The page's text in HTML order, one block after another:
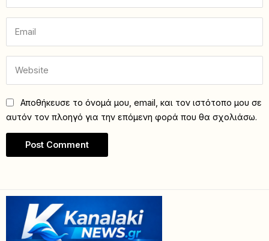
Αποθήκευσε το όνομά μου, email, και τον ιστότοπο μου σε
αυτόν τον πλοηγό για την επόμενη φορά που θα σχολιάσω.